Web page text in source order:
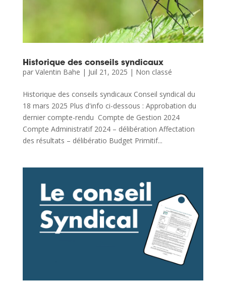
Historique des conseils syndicaux
par Valentin Bahe | Juil 21, 2025 | Non classé
Historique des conseils syndicaux Conseil syndical du
18 mars 2025 Plus d'info ci-dessous : Approbation du
dernier compte-rendu Compte de Gestion 2024
Compte Administratif 2024 – délibération Affectation
des résultats – délibératio Budget Primitif...